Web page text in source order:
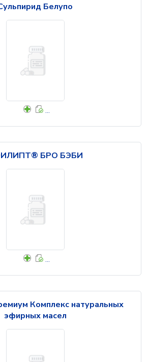
Белупо
...
БРО БЭБИ
...
Комплекс натуральных
эфирных масел